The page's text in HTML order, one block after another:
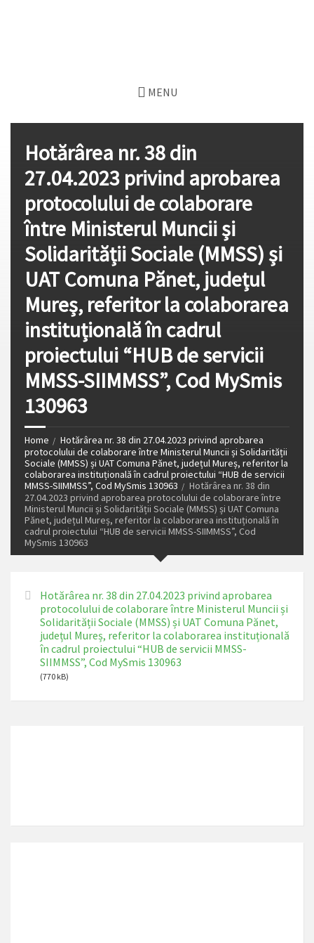
MENU
Hotărârea nr. 38 din
27.04.2023 privind aprobarea
protocolului de colaborare
între Ministerul Muncii și
Solidarității Sociale (MMSS) și
UAT Comuna Pănet, județul
Mureș, referitor la colaborarea
instituțională în cadrul
proiectului “HUB de servicii
MMSS-SIIMMSS”, Cod MySmis
130963
Home
Hotărârea nr. 38 din 27.04.2023 privind aprobarea
protocolului de colaborare între Ministerul Muncii și Solidarității
Sociale (MMSS) și UAT Comuna Pănet, județul Mureș, referitor la
colaborarea instituțională în cadrul proiectului “HUB de servicii
MMSS-SIIMMSS”, Cod MySmis 130963
Hotărârea nr. 38 din
27.04.2023 privind aprobarea protocolului de colaborare între
Ministerul Muncii și Solidarității Sociale (MMSS) și UAT Comuna
Pănet, județul Mureș, referitor la colaborarea instituțională în
cadrul proiectului “HUB de servicii MMSS-SIIMMSS”, Cod
MySmis 130963
Hotărârea nr. 38 din 27.04.2023 privind aprobarea
protocolului de colaborare între Ministerul Muncii și
Solidarității Sociale (MMSS) și UAT Comuna Pănet,
județul Mureș, referitor la colaborarea instituțională
în cadrul proiectului “HUB de servicii MMSS-
SIIMMSS”, Cod MySmis 130963
(770 kB)